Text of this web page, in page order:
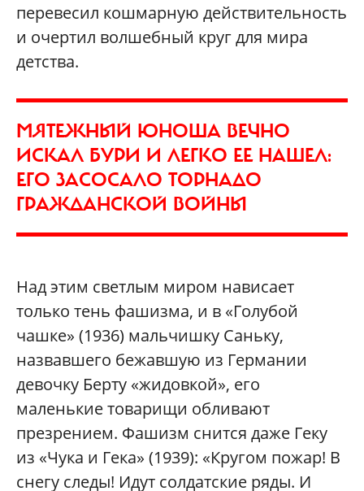
перевесил кошмарную действительность
и очертил волшебный круг для мира
детства.
МЯТЕЖНЫЙ ЮНОША ВЕЧНО
ИСКАЛ БУРИ И ЛЕГКО ЕЕ НАШЕЛ:
ЕГО ЗАСОСАЛО ТОРНАДО
ГРАЖДАНСКОЙ ВОЙНЫ
Над этим светлым миром нависает
только тень фашизма, и в «Голубой
чашке» (1936) мальчишку Саньку,
назвавшего бежавшую из Германии
девочку Берту «жидовкой», его
маленькие товарищи обливают
презрением. Фашизм снится даже Геку
из «Чука и Гека» (1939): «Кругом пожар! В
снегу следы! Идут солдатские ряды. И